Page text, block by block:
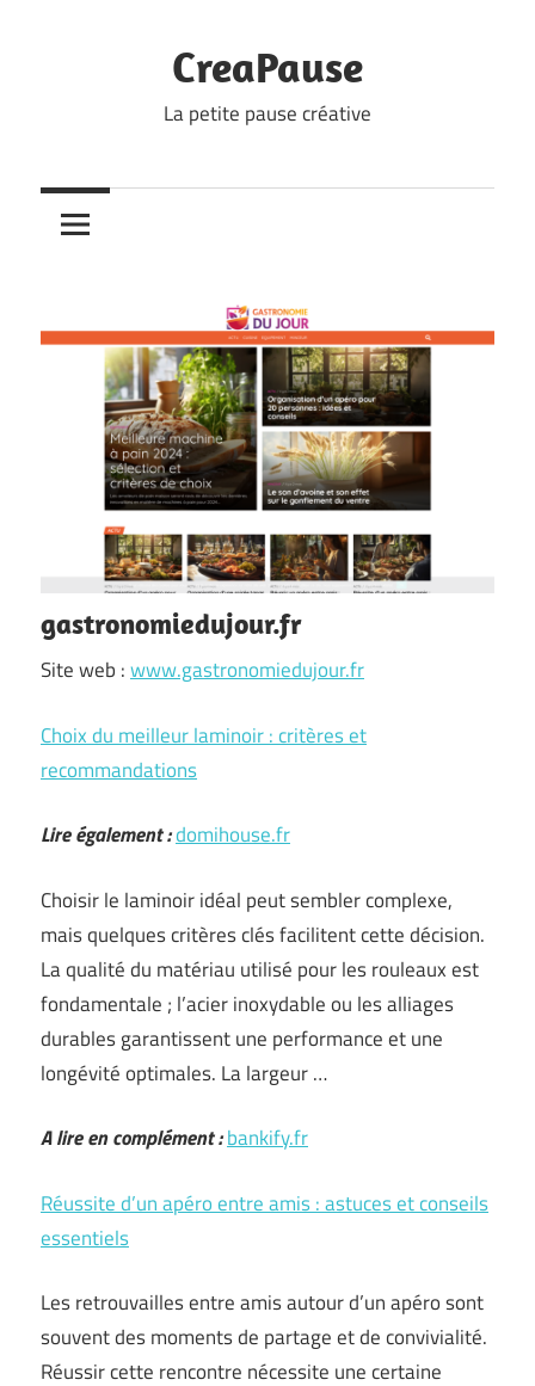
CreaPause
La petite pause créative
gastronomiedujour.fr
Site web :www.gastronomiedujour.fr
Choix du meilleur laminoir : critères et
recommandations
Lire également :domihouse.fr
Choisir le laminoir idéal peut sembler complexe,
mais quelques critères clés facilitent cette décision.
La qualité du matériau utilisé pour les rouleaux est
fondamentale ; l’acier inoxydable ou les alliages
durables garantissent une performance et une
longévité optimales. La largeur …
A lire en complément :bankify.fr
Réussite d’un apéro entre amis : astuces et conseils
essentiels
Les retrouvailles entre amis autour d’un apéro sont
souvent des moments de partage et de convivialité.
Réussir cette rencontre nécessite une certaine